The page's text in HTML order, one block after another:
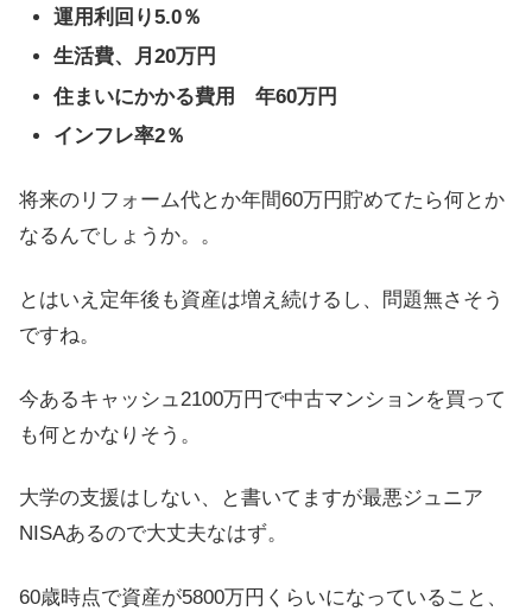
運用利回り5.0％
生活費、月20万円
住まいにかかる費用 年60万円
インフレ率2％
将来のリフォーム代とか年間60万円貯めてたら何とか
なるんでしょうか。。
とはいえ定年後も資産は増え続けるし、問題無さそう
ですね。
今あるキャッシュ2100万円で中古マンションを買って
も何とかなりそう。
大学の支援はしない、と書いてますが最悪ジュニア
NISAあるので大丈夫なはず。
60歳時点で資産が5800万円くらいになっていること、